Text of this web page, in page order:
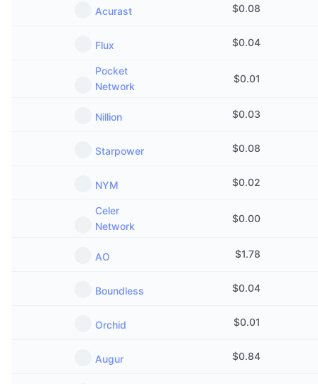
Acurast $0.08
Flux $0.04
Pocket
Network
$0.01
Nillion $0.03
Starpower $0.08
NYM $0.02
Celer
Network
$0.00
AO $1.78
Boundless $0.04
Orchid $0.01
Augur $0.84